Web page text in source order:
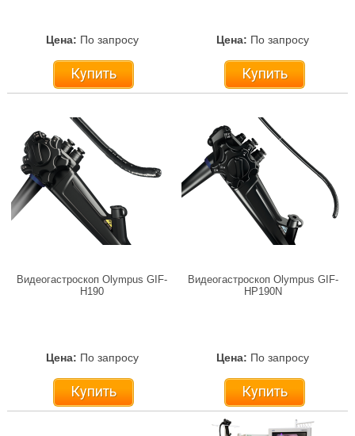
Цена: По запросу
Купить
Цена: По запросу
Купить
Видеогастроскоп Olympus GIF-
H190
Цена: По запросу
Купить
Видеогастроскоп Olympus GIF-
HP190N
Цена: По запросу
Купить